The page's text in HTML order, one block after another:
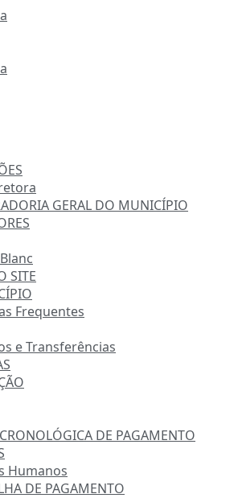
GERAL DO MUNICÍPIO
SITE
Frequentes
e Transferências
DE PAGAMENTO
Humanos
DE PAGAMENTO